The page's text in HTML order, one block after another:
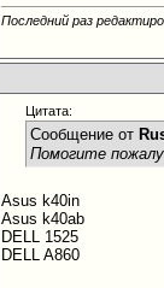
Последний раз
Цитата:
Сообщение от
Помогите
Asus k40in
Asus k40ab
DELL 1525
DELL A860